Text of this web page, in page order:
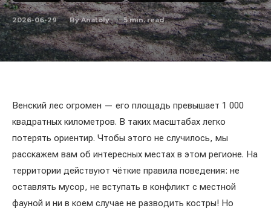
2026-06-29 By Anatoly 5min. read
Венский лес огромен — его площадь превышает 1 000
квадратных километров. В таких масштабах легко
потерять ориентир. Чтобы этого не случилось, мы
расскажем вам об интересных местах в этом регионе. На
территории действуют чёткие правила поведения: не
оставлять мусор, не вступать в конфликт с местной
фауной и ни в коем случае не разводить костры! Но